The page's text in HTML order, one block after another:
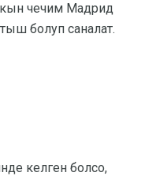
чечим Мадрид
болуп саналат.
келген болсо,